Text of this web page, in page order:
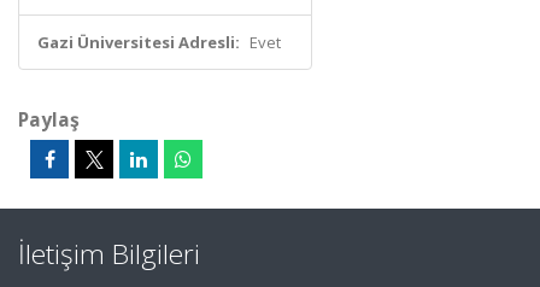
Gazi Üniversitesi Adresli: Evet
Paylaş
İletişim Bilgileri